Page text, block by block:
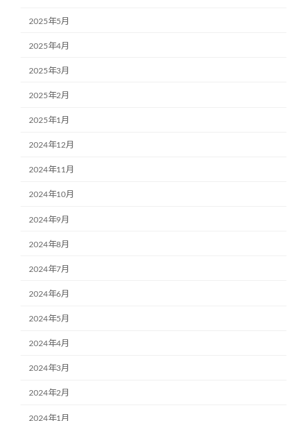
2025年5月
2025年4月
2025年3月
2025年2月
2025年1月
2024年12月
2024年11月
2024年10月
2024年9月
2024年8月
2024年7月
2024年6月
2024年5月
2024年4月
2024年3月
2024年2月
2024年1月